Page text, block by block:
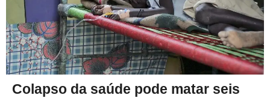
Colapso da saúde pode matar seis